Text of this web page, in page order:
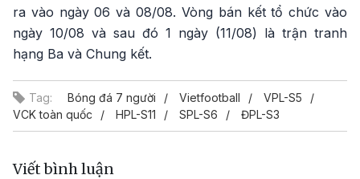
ra vào ngày 06 và 08/08. Vòng bán kết tổ chức vào
ngày 10/08 và sau đó 1 ngày (11/08) là trận tranh
hạng Ba và Chung kết.
Tag: Bóng đá 7 người Vietfootball
VPL-S5
VCK toàn quốc
HPL-S11 SPL-S6 ĐPL-S3
Viết bình luận